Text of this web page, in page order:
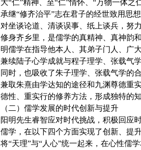
大“仁”精神、至“仁”情怀、“万物一体之
承继“修齐治平”志在君子的经世致用思
对坐谈论道、清谈误事、纸上谈兵，努
修身齐乡里，是儒学的真精神、真神韵
明儒学在指导他本人、其弟子门人、广
兼续陆子心学成就与程子理学、张载气
同时，也吸收了朱子理学、张载气学的
兼取朱熹由学达知的途径和九渊尊德重
德性、重实行的修养方法，形成独特的
（二）儒学发展的时代创新与提升
阳明先生睿智应对时代挑战，积极回应
儒学，在以下四个方面实现了创新、提
将“天理”与“人心”统一起来，在心性儒